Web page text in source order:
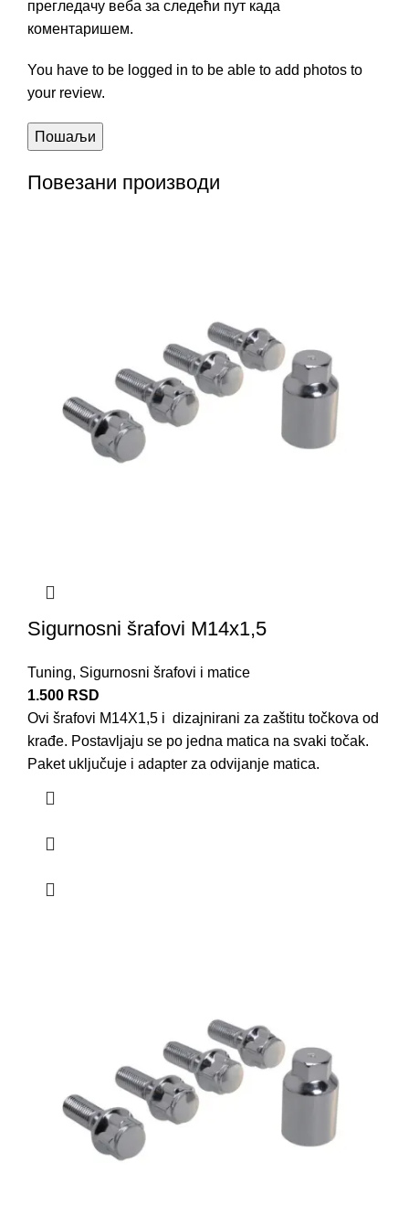
прегледачу веба за следећи пут када
коментаришем.
You have to be logged in to be able to add photos to
your review.
Повезани производи
Sigurnosni šrafovi M14x1,5
Tuning, Sigurnosni šrafovi i matice
1.500 RSD
Ovi šrafovi M14X1,5 i dizajnirani za zaštitu točkova od
krađe. Postavljaju se po jedna matica na svaki točak.
Paket uključuje i adapter za odvijanje matica.